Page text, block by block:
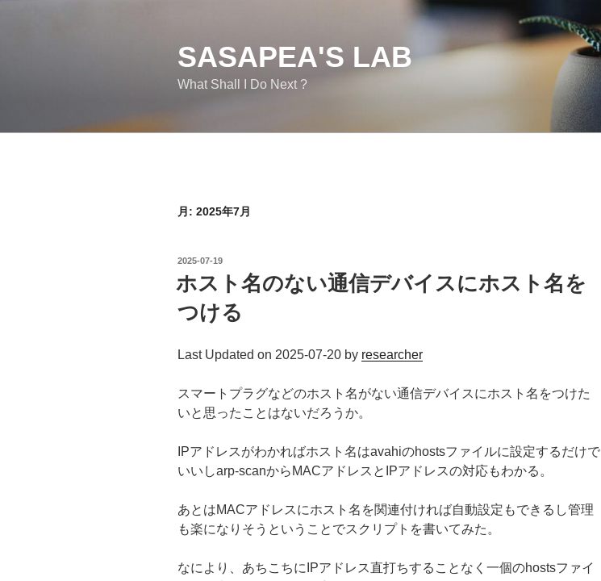
SASAPEA'S LAB
What Shall I Do Next ?
月: 2025年7月
投
日:
2025-07-19
ホスト名のない通信デバイスにホスト名を
つける
Last Updated on 2025-07-20 by researcher
スマートプラグなどのホスト名がない通信デバイスにホスト名をつけた
いと思ったことはないだろうか。
IPアドレスがわかればホスト名はavahiのhostsファイルに設定するだけで
いいしarp-scanからMACアドレスとIPアドレスの対応もわかる。
あとはMACアドレスにホスト名を関連付ければ自動設定もできるし管理
も楽になりそうということでスクリプトを書いてみた。
なにより、あちこちにIPアドレス直打ちすることなく一個のhostsファイ